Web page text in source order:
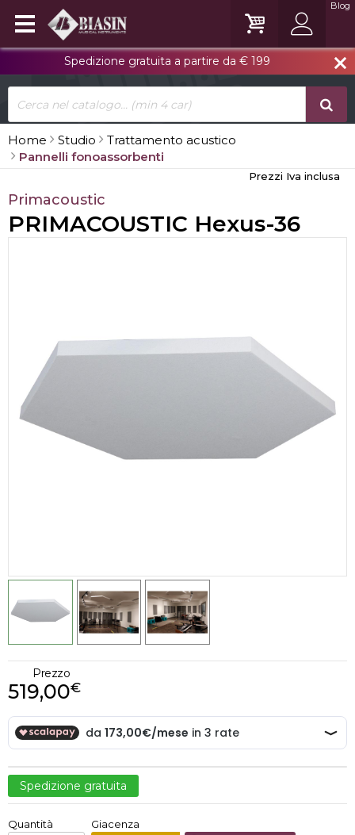
close
Spedizione gratuita a partire da € 199
Blog
Home Studio
Trattamento acustico
Pannelli fonoassorbenti
Prezzi Iva inclusa
Primacoustic
PRIMACOUSTIC Hexus-36
Prezzo
€
519,00
Spedizione gratuita
x1 Prezzo finale:€519,00
Quantità Giacenza